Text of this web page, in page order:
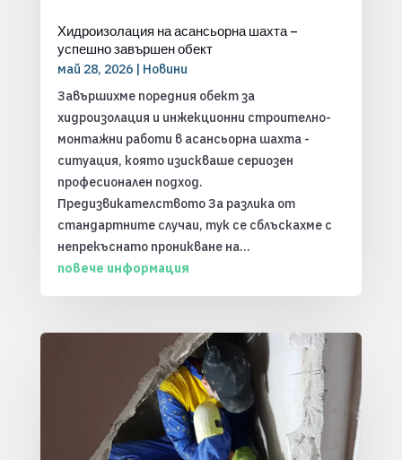
Хидроизолация на асансьорна шахта –
успешно завършен обект
май 28, 2026| Новини
Завършихме поредния обект за
хидроизолация и инжекционни строително-
монтажни работи в асансьорна шахта -
ситуация, която изискваше сериозен
професионален подход.
Предизвикателството За разлика от
стандартните случаи, тук се сблъскахме с
непрекъснато проникване на...
повече информация